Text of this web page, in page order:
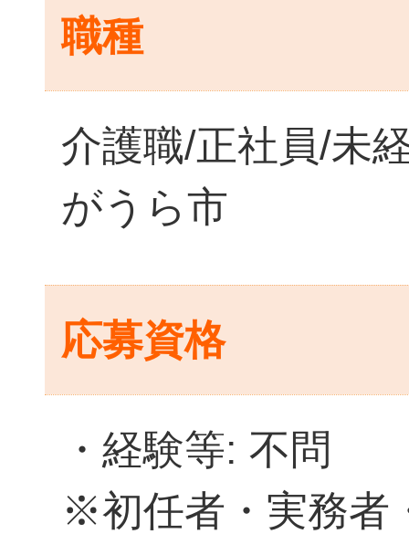
職種
介護職/正社員/未
がうら市
応募資格
・経験等: 不問
※初任者・実務者